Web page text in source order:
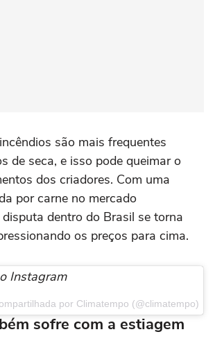
são mais frequentes
de seca, e isso pode queimar o
dos criadores. Com uma
por carne no mercado
dentro do Brasil se torna
os preços para cima.
Instagram
por Climatempo (@climatempo)
sofre com a estiagem